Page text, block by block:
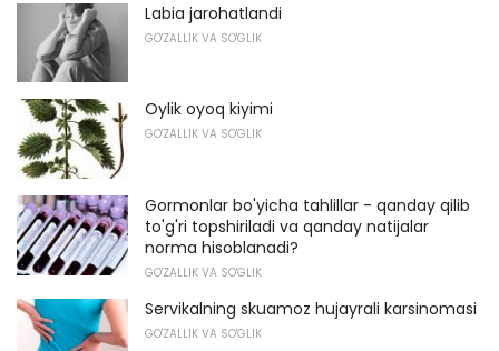
Labia jarohatlandi
GO'ZALLIK VA SO'GLIK
Oylik oyoq kiyimi
GO'ZALLIK VA SO'GLIK
Gormonlar bo'yicha tahlillar - qanday qilib
to'g'ri topshiriladi va qanday natijalar
norma hisoblanadi?
GO'ZALLIK VA SO'GLIK
Servikalning skuamoz hujayrali karsinomasi
GO'ZALLIK VA SO'GLIK